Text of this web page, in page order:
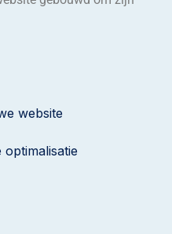
website
optimalisatie